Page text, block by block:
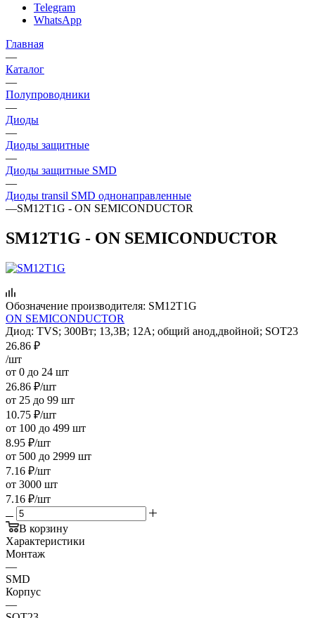
Telegram
WhatsApp
Главная
—
Каталог
—
Полупроводники
—
Диоды
—
Диоды защитные
—
Диоды защитные SMD
—
Диоды transil SMD однонаправленные
—SM12T1G - ON SEMICONDUCTOR
SM12T1G - ON SEMICONDUCTOR
Обозначение производителя: SM12T1G
ON SEMICONDUCTOR
Диод: TVS; 300Вт; 13,3В; 12А; общий анод,двойной; SOT23
26.86 ₽
/шт
от 0 до 24 шт
26.86 ₽/шт
от 25 до 99 шт
10.75 ₽/шт
от 100 до 499 шт
8.95 ₽/шт
от 500 до 2999 шт
7.16 ₽/шт
от 3000 шт
7.16 ₽/шт
В корзину
Характеристики
Монтаж
—
SMD
Корпус
—